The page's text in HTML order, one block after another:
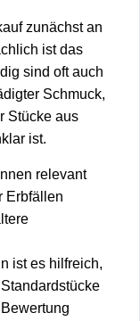
zunächst an
ist das
sind oft auch
Schmuck,
Stücke aus
ist.
relevant
Erbfällen
ist es hilfreich,